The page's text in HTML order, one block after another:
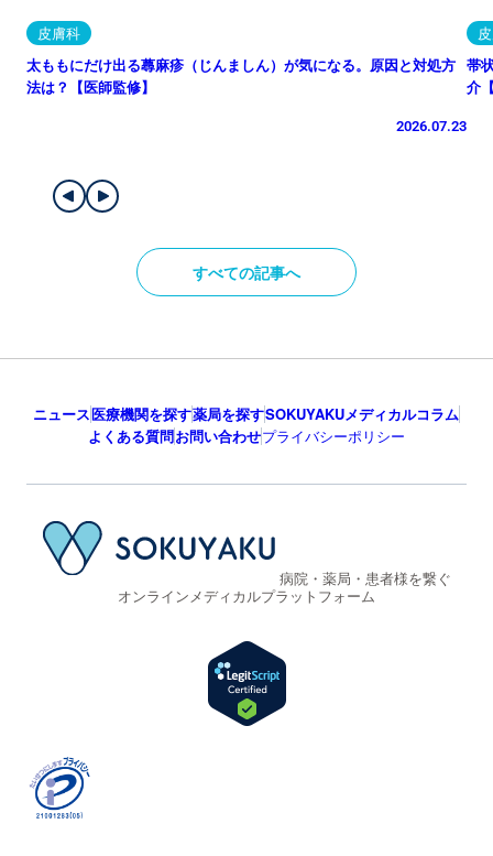
皮膚科
太ももにだけ出る蕁麻疹（じんましん）が気になる。原因と対処方
法は？【医師監修】
2026.07.23
帯
介
すべての記事へ
ニュース医療機関を探す薬局を探すSOKUYAKUメディカルコラム
よくある質問お問い合わせプライバシーポリシー
病院・薬局・患者様を繋ぐ
オンラインメディカルプラットフォーム